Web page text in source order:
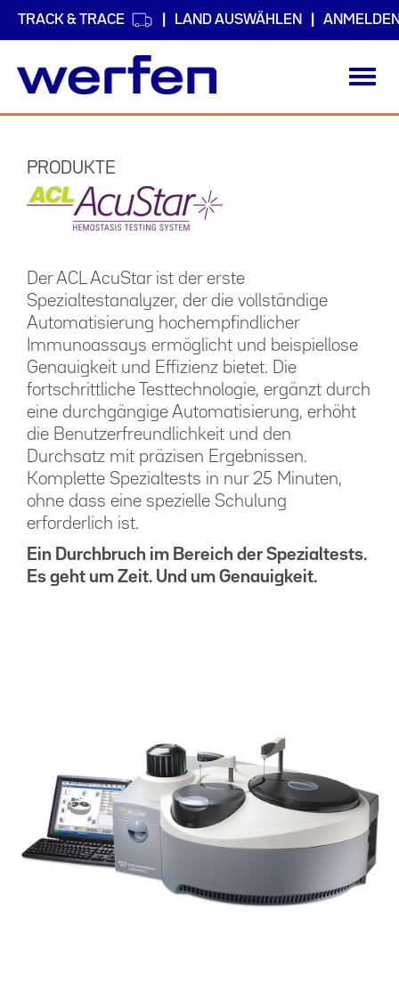
TRACK & TRACE LAND AUSWÄHLEN
InhaltPRODUKTE
Der ACL AcuStar ist der erste
Spezialtestanalyzer, der die vollständige
Automatisierung hochempfindlicher
Immunoassays ermöglicht und beispiellose
Genauigkeit und Effizienz bietet. Die
fortschrittliche Testtechnologie, ergänzt durch
eine durchgängige Automatisierung, erhöht
die Benutzerfreundlichkeit und den
Durchsatz mit präzisen Ergebnissen.
Komplette Spezialtests in nur 25 Minuten,
ohne dass eine spezielle Schulung
erforderlich ist.
Ein Durchbruch im Bereich der Spezialtests.
Es geht um Zeit. Und um Genauigkeit.